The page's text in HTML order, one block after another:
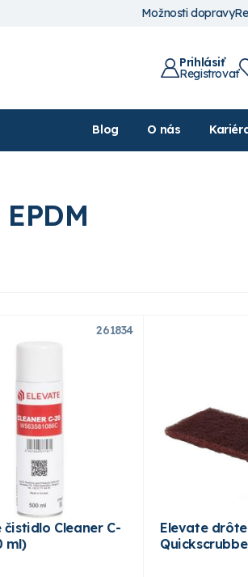
Možnosti dopravy
Prihlásiť
Registrovať
Blog O nás
261834
čistidlo Cleaner C-
ml)
Elevate